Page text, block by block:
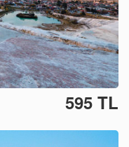
595 TL